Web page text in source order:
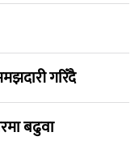
गरिँदै
बढुवा